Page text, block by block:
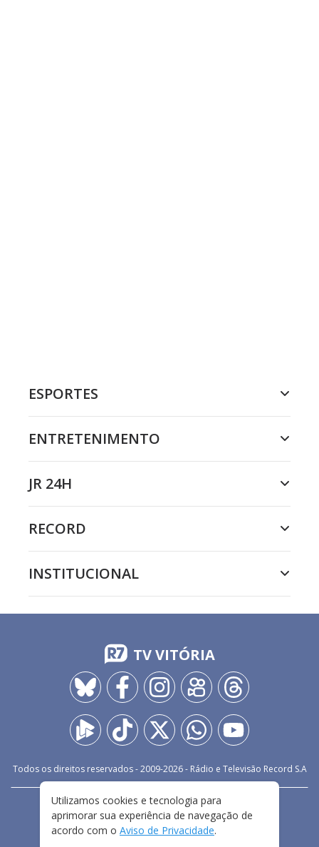
ESPORTES
ENTRETENIMENTO
JR 24H
RECORD
INSTITUCIONAL
TV VITÓRIA
Todos os direitos reservados - 2009-2026- Rádio e Televisão Record S.A
FALE CONOSCO
PRIVACIDADE
TERMOS E CONDIÇÕES DE USO
Utilizamos cookies e tecnologia para
aprimorar sua experiência de navegação de
acordo com o Aviso de Privacidade.